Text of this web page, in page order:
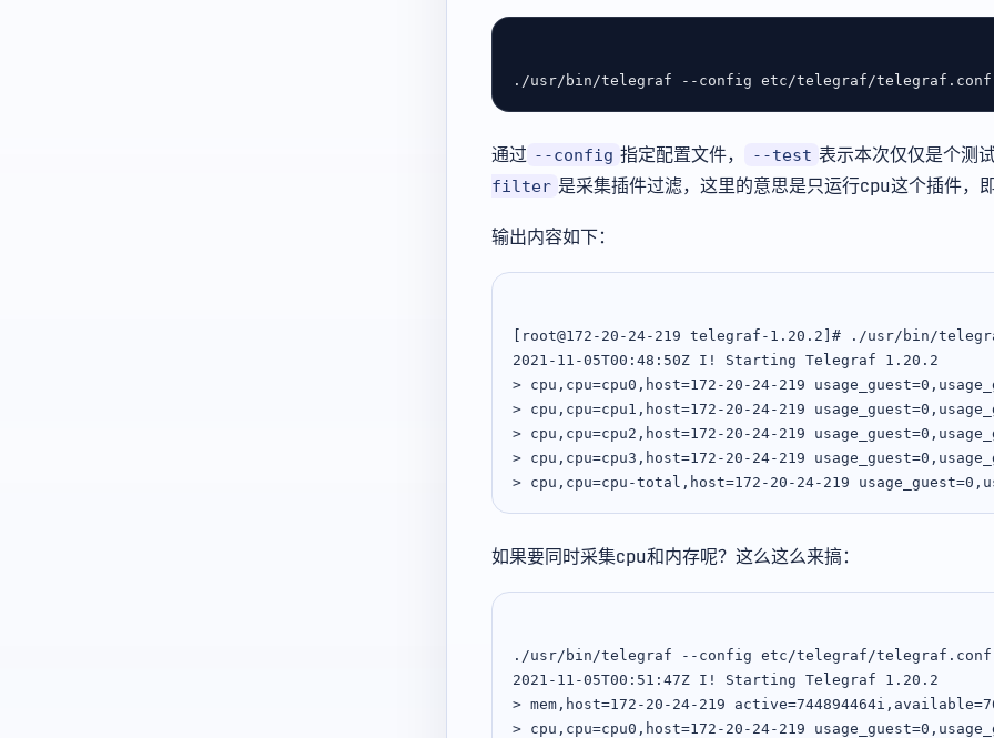
通过 --config 指定配置文件， --test 表示本次仅仅是个测
filter 是采集插件过滤，这里的意思是只运行cpu这个插件，
输出内容如下：
[root@172-20-24-219 telegraf-1.20.2]# ./usr/bin/
2021-11-05T00:48:50Z I! Starting Telegraf 1.20.2
> cpu,cpu=cpu0,host=172-20-24-219
> cpu,cpu=cpu1,host=172-20-24-219
> cpu,cpu=cpu2,host=172-20-24-219
> cpu,cpu=cpu3,host=172-20-24-219
如果要同时采集cpu和内存呢？这么这么来搞：
./usr/bin/telegraf --config etc/telegraf/
2021-11-05T00:51:47Z I! Starting Telegraf 1.20.2
> mem,host=172-20-24-219
> cpu,cpu=cpu0,host=172-20-24-219